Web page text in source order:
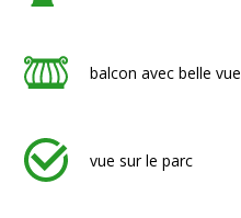
balcon avec belle vue
vue sur le parc